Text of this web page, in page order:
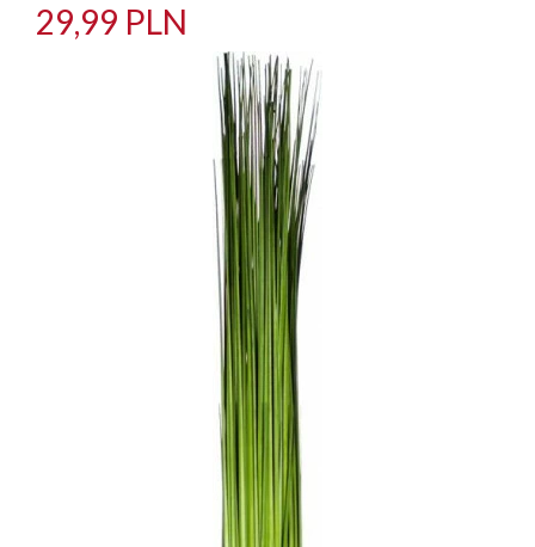
29,99 PLN